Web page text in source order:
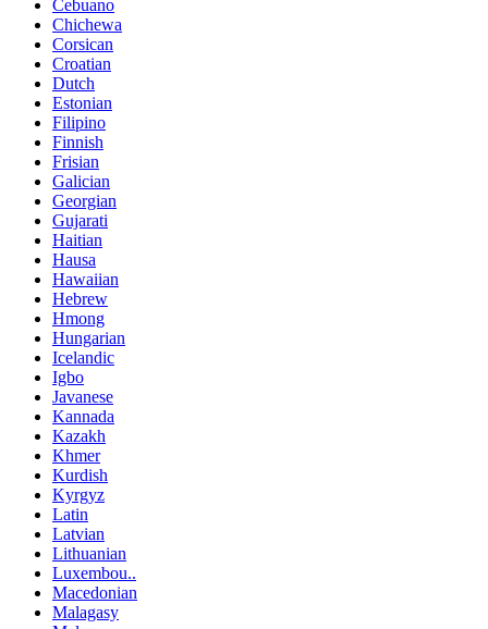
Cebuano
Chichewa
Corsican
Croatian
Dutch
Estonian
Filipino
Finnish
Frisian
Galician
Georgian
Gujarati
Haitian
Hausa
Hawaiian
Hebrew
Hmong
Hungarian
Icelandic
Igbo
Javanese
Kannada
Kazakh
Khmer
Kurdish
Kyrgyz
Latin
Latvian
Lithuanian
Luxembou..
Macedonian
Malagasy